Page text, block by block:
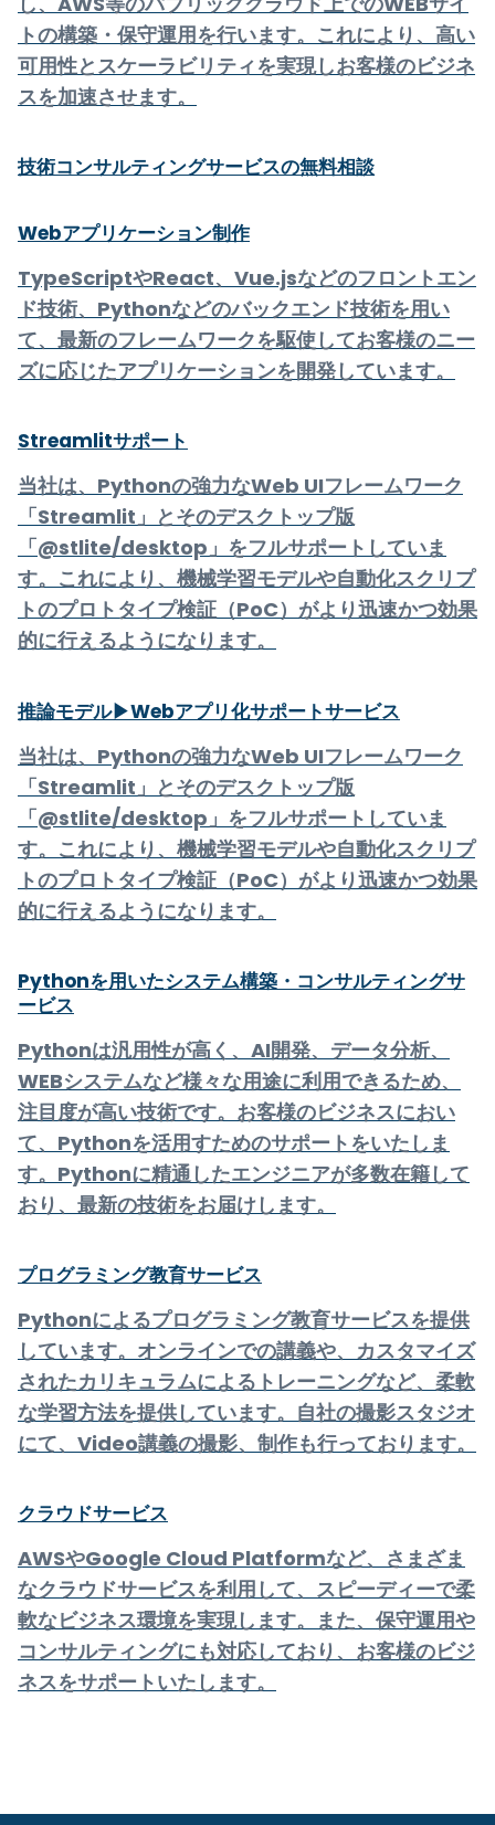
トの構築・保守運用を行います。これにより、高い
可用性とスケーラビリティを実現しお客様のビジネ
スを加速させます。
技術コンサルティングサービスの無料相談
Webアプリケーション制作
TypeScriptやReact、Vue.jsなどのフロントエン
ド技術、Pythonなどのバックエンド技術を用い
て、最新のフレームワークを駆使してお客様のニー
ズに応じたアプリケーションを開発しています。
Streamlitサポート
当社は、Pythonの強力なWeb UIフレームワーク
「Streamlit」とそのデスクトップ版
「@stlite/desktop」をフルサポートしていま
す。これにより、機械学習モデルや自動化スクリプ
トのプロトタイプ検証（PoC）がより迅速かつ効果
的に行えるようになります。
推論モデル▶Webアプリ化サポートサービス
当社は、Pythonの強力なWeb UIフレームワーク
「Streamlit」とそのデスクトップ版
「@stlite/desktop」をフルサポートしていま
す。これにより、機械学習モデルや自動化スクリプ
トのプロトタイプ検証（PoC）がより迅速かつ効果
的に行えるようになります。
Pythonを用いたシステム構築・コンサルティングサ
ービス
Pythonは汎用性が高く、AI開発、データ分析、
WEBシステムなど様々な用途に利用できるため、
注目度が高い技術です。お客様のビジネスにおい
て、Pythonを活用すためのサポートをいたしま
す。Pythonに精通したエンジニアが多数在籍して
おり、最新の技術をお届けします。
プログラミング教育サービス
Pythonによるプログラミング教育サービスを提供
しています。オンラインでの講義や、カスタマイズ
されたカリキュラムによるトレーニングなど、柔軟
な学習方法を提供しています。自社の撮影スタジオ
にて、Video講義の撮影、制作も行っております。
クラウドサービス
AWSやGoogle Cloud Platformなど、さまざま
なクラウドサービスを利用して、スピーディーで柔
軟なビジネス環境を実現します。また、保守運用や
コンサルティングにも対応しており、お客様のビジ
ネスをサポートいたします。